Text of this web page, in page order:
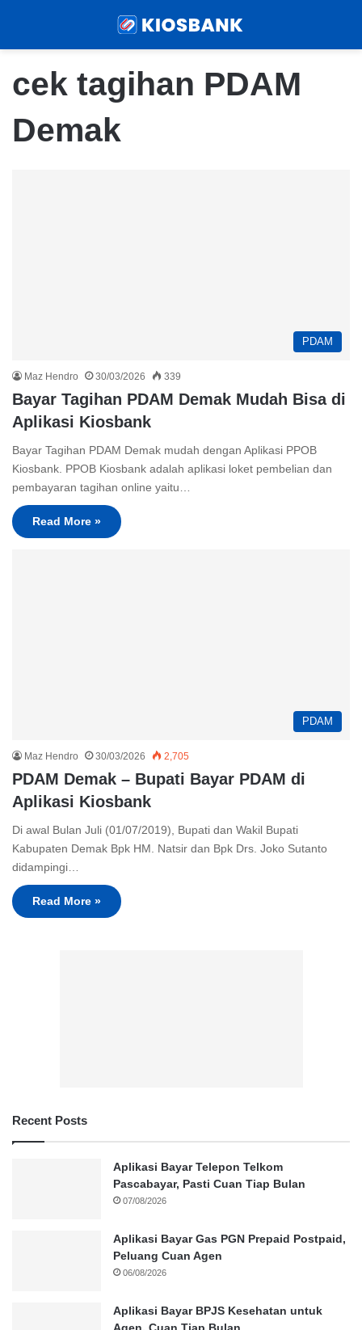
cek tagihan PDAM
Demak
PDAM
Maz Hendro 30/03/2026 339
Bayar Tagihan PDAM Demak Mudah Bisa di
Aplikasi Kiosbank
Bayar Tagihan PDAM Demak mudah dengan Aplikasi PPOB
Kiosbank. PPOB Kiosbank adalah aplikasi loket pembelian dan
pembayaran tagihan online yaitu…
Read More »
PDAM
Maz Hendro 30/03/2026 2,705
PDAM Demak – Bupati Bayar PDAM di
Aplikasi Kiosbank
Di awal Bulan Juli (01/07/2019), Bupati dan Wakil Bupati
Kabupaten Demak Bpk HM. Natsir dan Bpk Drs. Joko Sutanto
didampingi…
Read More »
Recent Posts
Aplikasi Bayar Telepon Telkom
Pascabayar, Pasti Cuan Tiap Bulan
07/08/2026
Aplikasi Bayar Gas PGN Prepaid Postpaid,
Peluang Cuan Agen
06/08/2026
Aplikasi Bayar BPJS Kesehatan untuk
Agen, Cuan Tiap Bulan